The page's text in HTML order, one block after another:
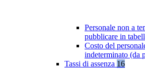
Personale non a
pubblicare in
Costo del
indeterminato (da
Tassi di assenza 16